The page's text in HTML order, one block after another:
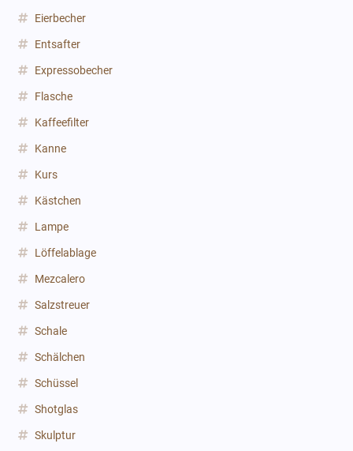
Eierbecher
Entsafter
Expressobecher
Flasche
Kaffeefilter
Kanne
Kurs
Kästchen
Lampe
Löffelablage
Mezcalero
Salzstreuer
Schale
Schälchen
Schüssel
Shotglas
Skulptur